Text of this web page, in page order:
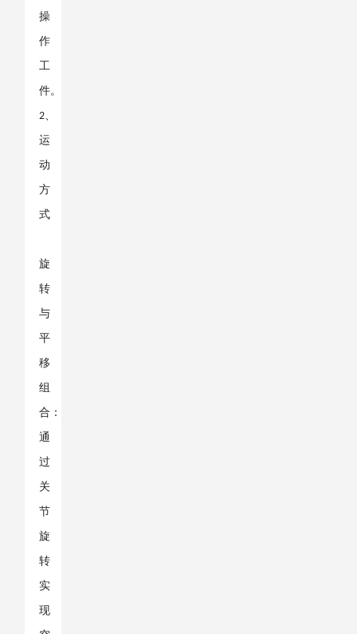
操
作
工
件。
2、
运
动
方
式
旋
转
与
平
移
组
合：
通
过
关
节
旋
转
实
现